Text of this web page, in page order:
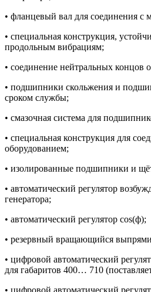
• фланцевый вал для соединения с
• специальная конструкция,
продольным вибрациям;
• соединение нейтральных концов
• подшипники скольжения и
сроком службы;
• смазочная система для
• специальная конструкция для
оборудованием;
• изолированные подшипники и
• автоматический регулятор
генератора;
• автоматический регулятор cos(ф);
• резервный вращающийся
• цифровой автоматический
для габаритов 400… 710
• цифровой автоматический